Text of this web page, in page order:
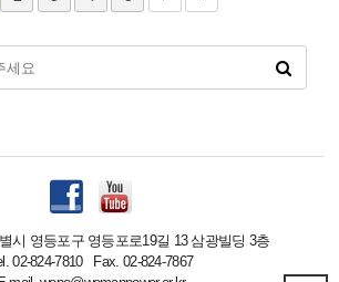
시 영등포구 영등포로19길 13 삼광빌딩 3층
02-824-7810 Fax. 02-824-7867